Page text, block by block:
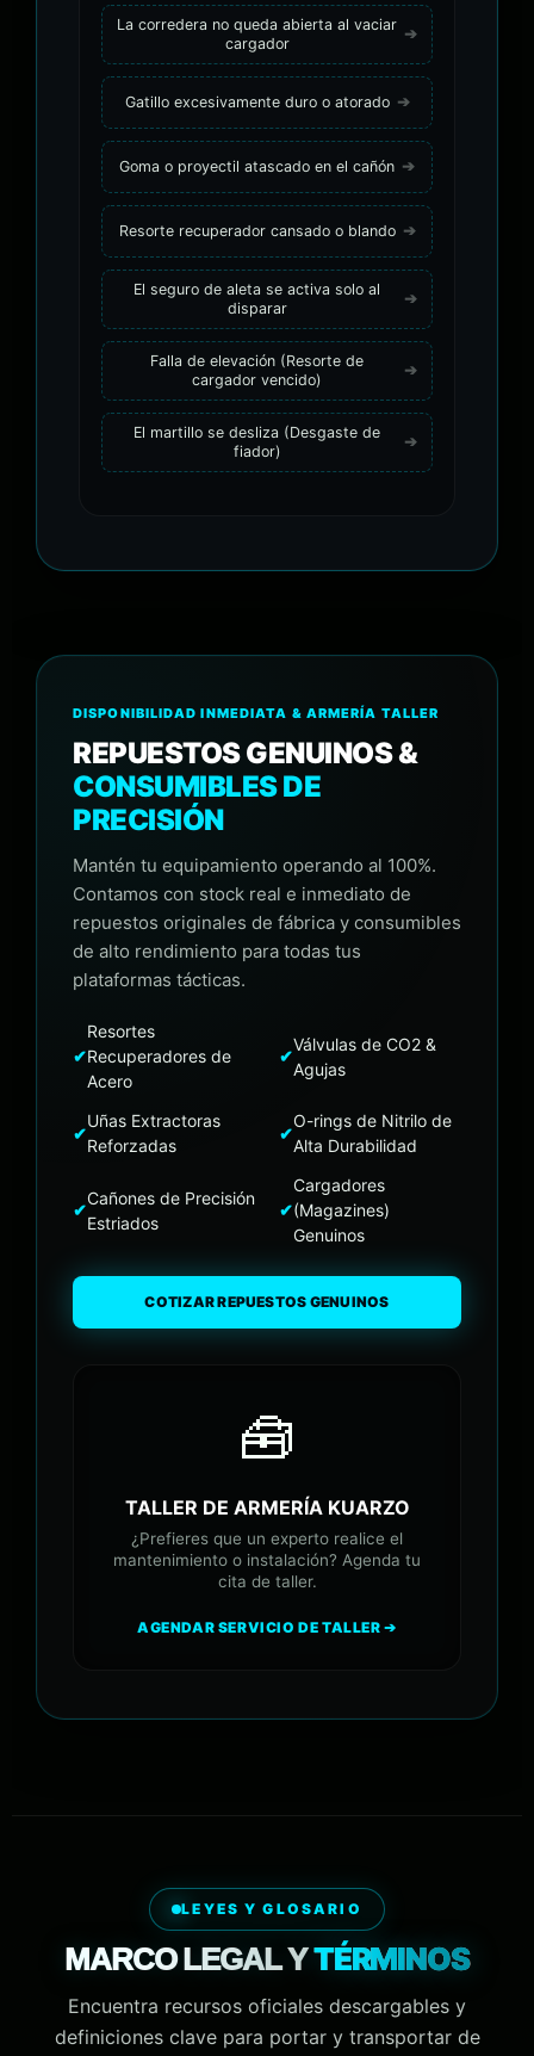
La corredera no queda abierta al vaciar
cargador
Gatillo excesivamente duro o atorado
Goma o proyectil atascado en el cañón
Resorte recuperador cansado o blando
El seguro de aleta se activa solo al
disparar
Falla de elevación (Resorte de
cargador vencido)
El martillo se desliza (Desgaste de
fiador)
DISPONIBILIDAD INMEDIATA & ARMERÍA TALLER
REPUESTOS GENUINOS &
CONSUMIBLES DE
PRECISIÓN
Mantén tu equipamiento operando al 100%.
Contamos con stock real e inmediato de
repuestos originales de fábrica y consumibles
de alto rendimiento para todas tus
plataformas tácticas.
✔
Resortes
Recuperadores de
Acero
✔
Válvulas de CO2 &
Agujas
✔
Uñas Extractoras
Reforzadas
✔
O-rings de Nitrilo de
Alta Durabilidad
✔
Cañones de Precisión
Estriados
✔
Cargadores
(Magazines)
Genuinos
COTIZAR REPUESTOS GENUINOS
🧰
TALLER DE ARMERÍA KUARZO
¿Prefieres que un experto realice el
mantenimiento o instalación? Agenda tu
cita de taller.
AGENDAR SERVICIO DE TALLER ➔
LEYES Y GLOSARIO
MARCO LEGAL YTÉRMINOS
Encuentra recursos oficiales descargables y
definiciones clave para portar y transportar de